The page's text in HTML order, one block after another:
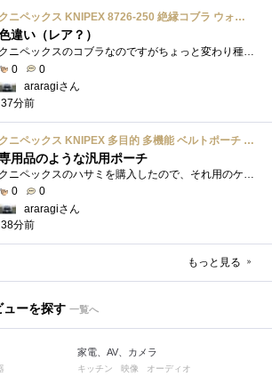
クニペックス KNIPEX 8726-250 絶縁コブラ ウォーターポンププライヤー 1000V
違い（レア？）
クニペックスのコブラなのですがちょっと変わり種の電気工事用の絶縁コブラになります。グリップ部分が絶縁仕様になっているだけで普通の用�...
0
0
araragiさん
37分前
クニペックス KNIPEX 多目的 多機能 ベルトポーチ 001975LE
用品のような汎用ポーチ
0
0
araragiさん
38分前
もっと見る
ューを探す 一覧へ
家電、AV、カメラ
キッチン 映像 オーディオ